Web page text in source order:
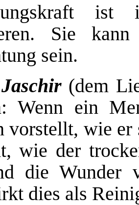
Sie
sein.
(dem
Wenn ein
wie er
wie der
die Wunder
dies als